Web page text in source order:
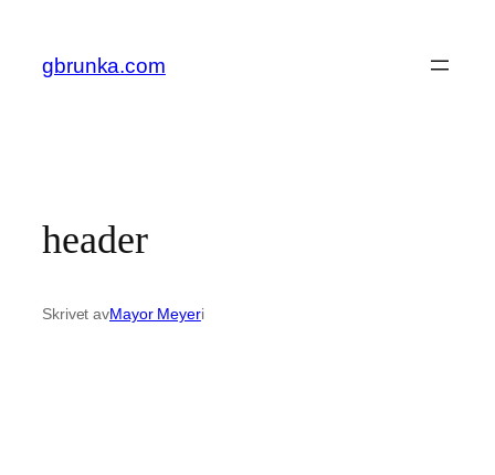
innehåll
gbrunka.com
header
Skrivet avMayor Meyeri